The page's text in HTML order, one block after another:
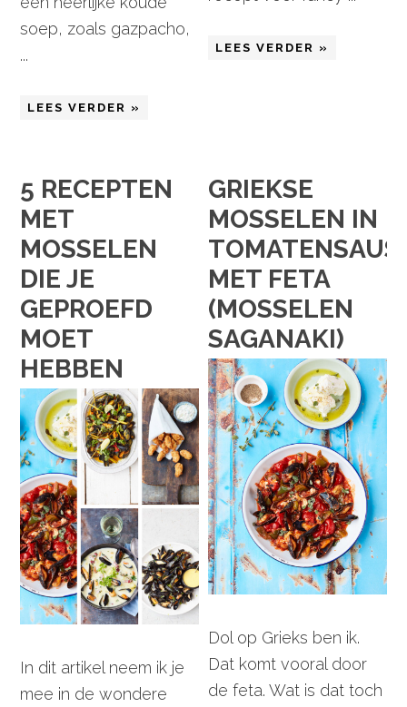
soep, zoals gazpacho,
...
LEES VERDER »
LEES VERDER »
5 RECEPTEN
MET
MOSSELEN
DIE JE
GEPROEFD
MOET
HEBBEN
In dit artikel neem ik je
mee in de wondere
GRIEKSE
MOSSELEN IN
TOMATENSAUS
MET FETA
(MOSSELEN
SAGANAKI)
Dol op Grieks ben ik.
Dat komt vooral door
de feta. Wat is dat toch